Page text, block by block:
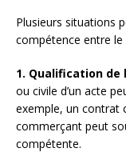
Plusieurs situations
compétence entre
1. Qualification de
ou civile d’un acte
exemple, un contrat
commerçant peut
compétente.